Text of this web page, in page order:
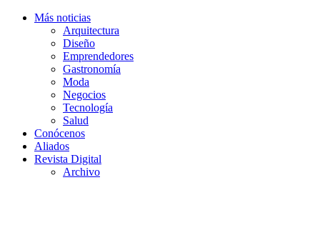
Más noticias
Arquitectura
Diseño
Emprendedores
Gastronomía
Moda
Negocios
Tecnología
Salud
Conócenos
Aliados
Revista Digital
Archivo